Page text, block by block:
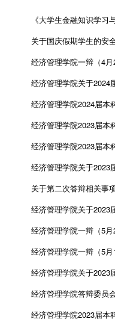
《大学生金融知识学习
关于国庆假期学生的安
经济管理学院一辩（4
经济管理学院关于2024
经济管理学院2024届本
经济管理学院2023届本
经济管理学院2023届本
经济管理学院关于2023
关于第二次答辩相关事
经济管理学院关于2023
经济管理学院一辩（5
经济管理学院一辩（5
经济管理学院关于2023
经济管理学院答辩委员
经济管理学院2023届本